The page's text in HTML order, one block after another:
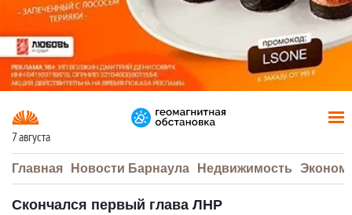
7 августа
Главная Новости Барнаула Недвижимость
Скончался первый глава ЛНР